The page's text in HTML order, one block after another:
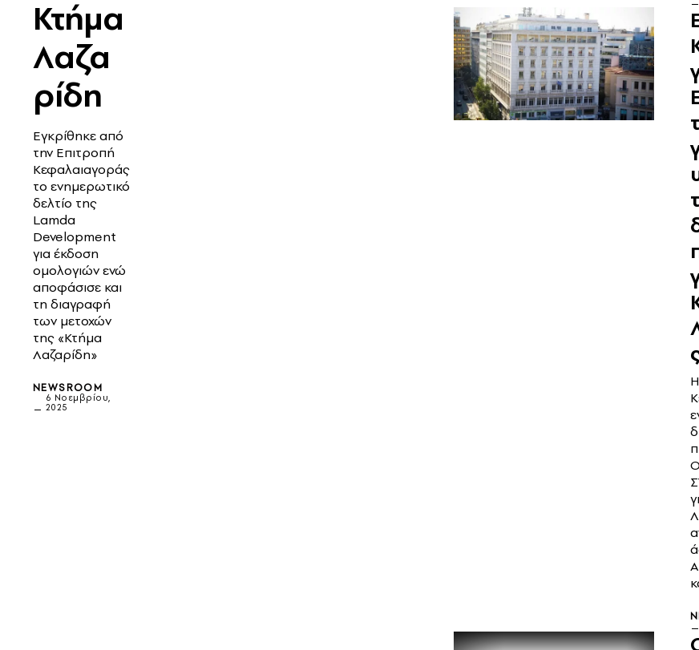
Κτήμα
Λαζα
ρίδη
Εγκρίθηκε από
την Επιτροπή
Κεφαλαιαγοράς
το ενημερωτικό
δελτίο της
Lamda
Development
για έκδοση
ομολογιών ενώ
αποφάσισε και
τη διαγραφή
των μετοχών
της «Κτήμα
Λαζαρίδη»
NEWSROOM
6 Νοεμβρίου,
2025